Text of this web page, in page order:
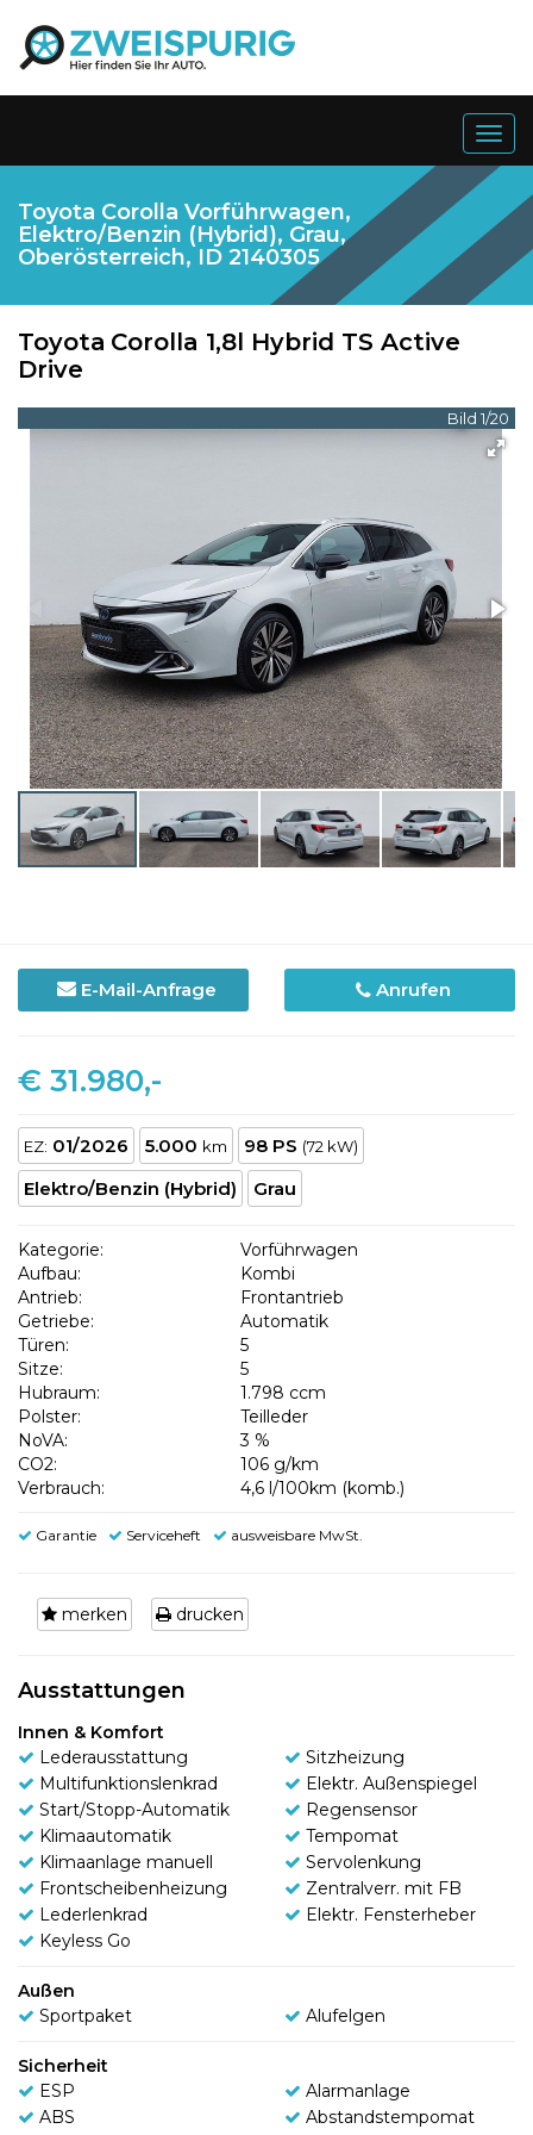
Toyota Corolla Vorführwagen,
Elektro/Benzin (Hybrid), Grau,
Oberösterreich, ID 2140305
Toyota Corolla 1,8l Hybrid TS Active
Drive
Bild 1/20
E-Mail-Anfrage Anrufen
€ 31.980,-
EZ: 01/2026 5.000 km 98 PS (72 kW)
Elektro/Benzin (Hybrid) Grau
Kategorie:
Vorführwagen
Aufbau:
Kombi
Antrieb:
Frontantrieb
Getriebe:
Automatik
Türen:
5
Sitze:
5
Hubraum:
1.798 ccm
Polster:
Teilleder
NoVA:
3 %
CO2:
106 g/km
Verbrauch:
4,6 l/100km (komb.)
Garantie Serviceheft ausweisbare MwSt.
merken drucken
Ausstattungen
Innen & Komfort
Lederausstattung
Sitzheizung
Multifunktionslenkrad
Elektr. Außenspiegel
Start/Stopp-Automatik
Regensensor
Klimaautomatik
Tempomat
Klimaanlage manuell
Servolenkung
Frontscheibenheizung
Zentralverr. mit FB
Lederlenkrad
Elektr. Fensterheber
Keyless Go
Außen
Sportpaket
Alufelgen
Sicherheit
ESP
Alarmanlage
ABS
Abstandstempomat